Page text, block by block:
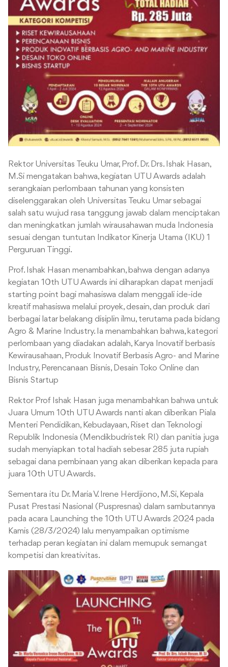
Rektor Universitas Teuku Umar, Prof. Dr. Drs. Ishak Hasan,
M.Si mengatakan bahwa, kegiatan UTU Awards adalah
serangkaian perlombaan tahunan yang konsisten
diselenggarakan oleh Universitas Teuku Umar sebagai
salah satu wujud rasa tanggung jawab dalam menciptakan
dan meningkatkan jumlah wirausahawan muda Indonesia
sesuai dengan tuntutan Indikator Kinerja Utama (IKU) 1
Perguruan Tinggi.
Prof. Ishak Hasan menambahkan, bahwa dengan adanya
kegiatan 10th UTU Awards ini diharapkan dapat menjadi
starting point bagi mahasiswa dalam menggali ide-ide
kreatif mahasiswa melalui proyek, desain, dan produk dari
berbagai latar belakang disiplin ilmu, terutama pada bidang
Agro & Marine Industry. Ia menambahkan bahwa, kategori
perlombaan yang diadakan adalah, Karya Inovatif berbasis
Kewirausahaan, Produk Inovatif Berbasis Agro- and Marine
Industry, Perencanaan Bisnis, Desain Toko Online dan
Bisnis Startup
Rektor Prof Ishak Hasan juga menambahkan bahwa untuk
Juara Umum 10th UTU Awards nanti akan diberikan Piala
Menteri Pendidikan, Kebudayaan, Riset dan Teknologi
Republik Indonesia (Mendikbudristek RI) dan panitia juga
sudah menyiapkan total hadiah sebesar 285 juta rupiah
sebagai dana pembinaan yang akan diberikan kepada para
juara 10th UTU Awards.
Sementara itu Dr. Maria V. Irene Herdjiono, M.Si, Kepala
Pusat Prestasi Nasional (Puspresnas) dalam sambutannya
pada acara Launching the 10th UTU Awards 2024 pada
Kamis (28/3/2024) lalu menyampaikan optimisme
terhadap peran kegiatan ini dalam memupuk semangat
kompetisi dan kreativitas.